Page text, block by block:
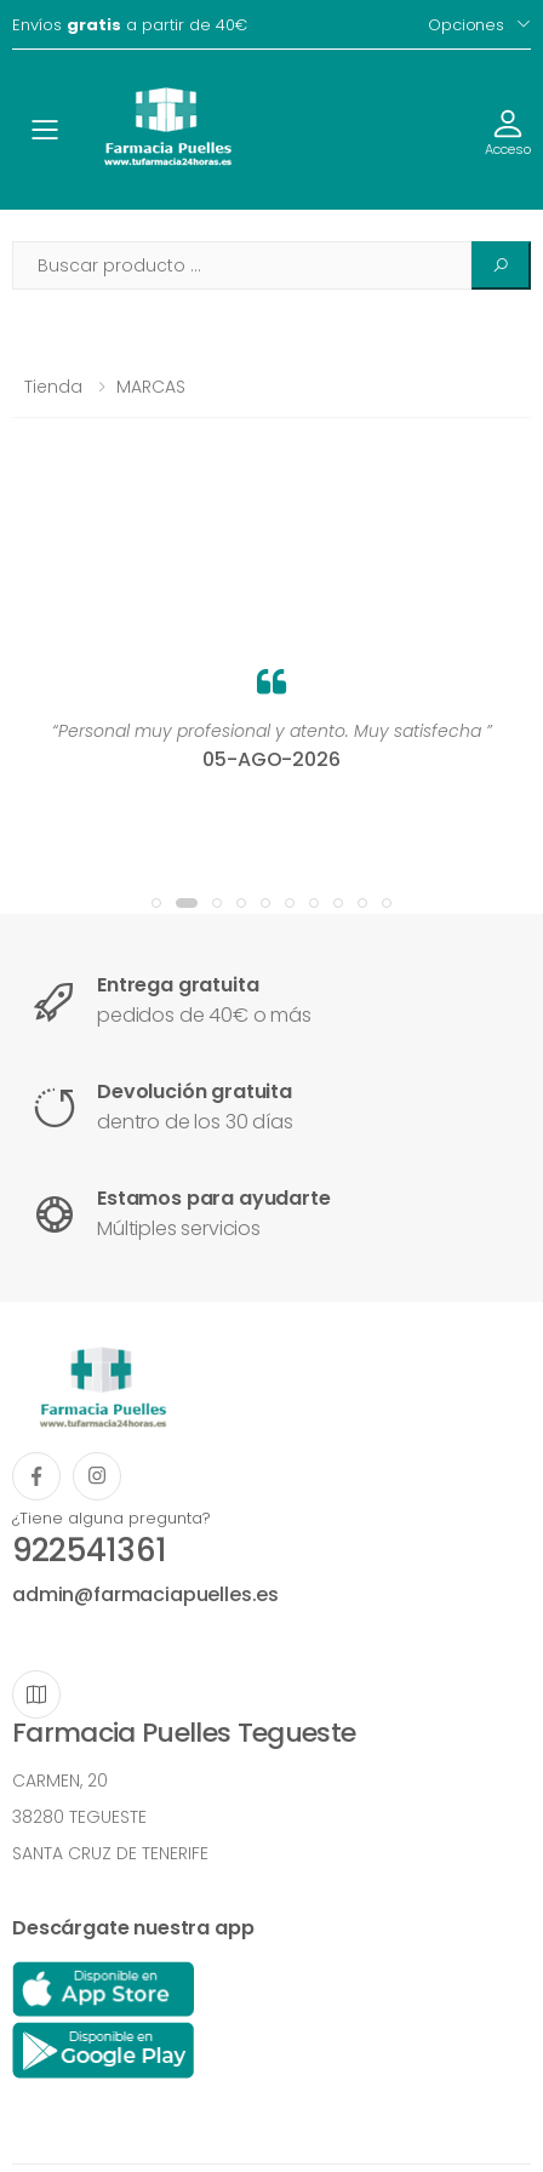
Envíos gratis a partir de 40€ Opciones
Toggle Acceso
Tienda MARCAS
“Personal muy profesional y atento. Muy satisfecha ”
05-AGO-2026
Entrega gratuita
pedidos de 40€ o más
Devolución gratuita
dentro de los 30 días
Estamos para ayudarte
Múltiples servicios
¿Tiene alguna pregunta?
922541361
admin@farmaciapuelles.es
Farmacia Puelles Tegueste
CARMEN, 20
38280 TEGUESTE
SANTA CRUZ DE TENERIFE
Descárgate nuestra app